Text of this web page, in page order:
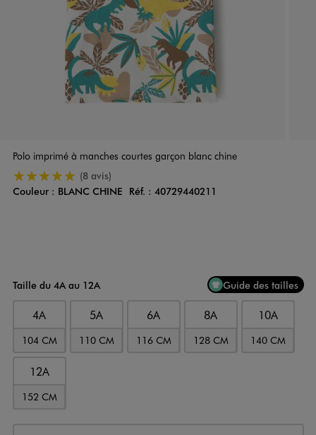
Polo imprimé à manches courtes garçon blanc chine
5/5 de moyenne(8 avis)
Couleur
Couleur : BLANC CHINE Réf. : 40729440211
Taille du 4A au 12A Guide des tailles
4A
104 CM
5A
110 CM
6A
116 CM
8A
128 CM
10A
140 CM
12A
152 CM